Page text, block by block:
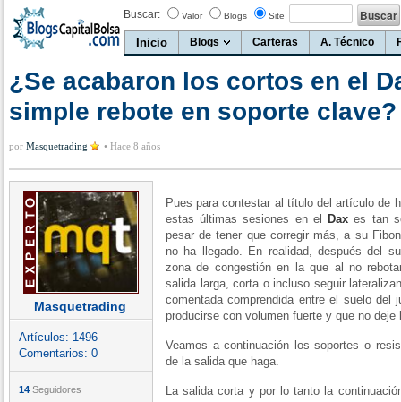
Buscar: Valor Blogs Site
Inicio Blogs Carteras A. Técnico
¿Se acabaron los cortos en el
simple rebote en soporte clave?
por Masquetrading • Hace 8 años
Masquetrading
Artículos: 1496
Comentarios: 0
14 Seguidores
Pues para contestar al título del artículo de
estas últimas sesiones en el
Daxes tan
pesar de tener que corregir más, a su
no ha llegado. En realidad, después del
zona de congestión en la que al no
salida larga, corta o incluso seguir
comentada comprendida entre el suelo
producirse con volumen fuerte y que no deje
Veamos a continuación los soportes o
de la salida que haga.
La salida corta y por lo tanto la